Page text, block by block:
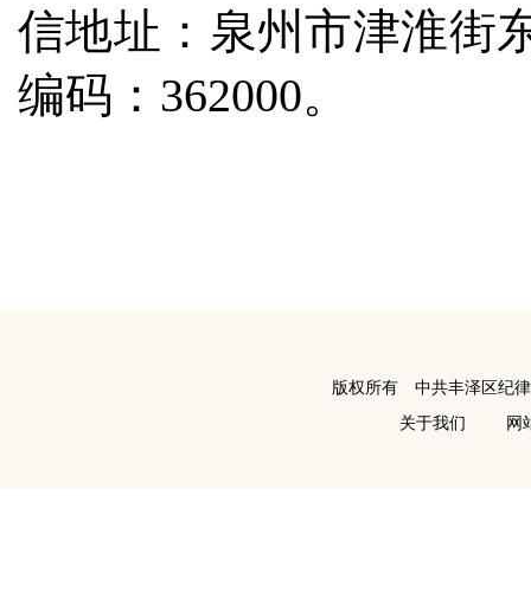
信地址：泉州市津淮街
编码：362000。
版权所有 中共丰泽区纪
关于我们
网